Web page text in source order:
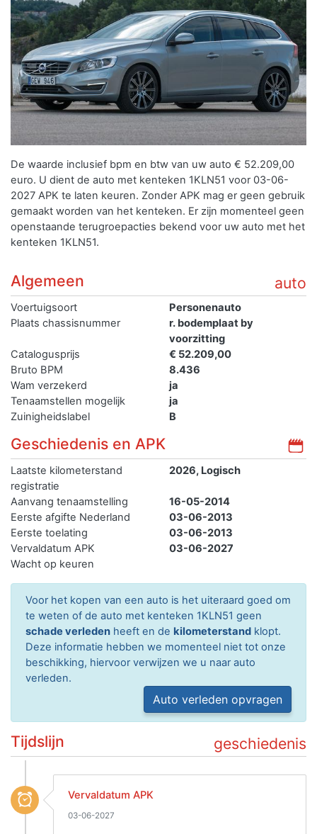
De waarde inclusief bpm en btw van uw auto € 52.209,00
euro. U dient de auto met kenteken 1KLN51 voor 03-06-
2027 APK te laten keuren. Zonder APK mag er geen gebruik
gemaakt worden van het kenteken. Er zijn momenteel geen
openstaande terugroepacties bekend voor uw auto met het
kenteken 1KLN51.
auto
Algemeen
Voertuigsoort
Personenauto
Plaats chassisnummer
r. bodemplaat by
voorzitting
Catalogusprijs
€ 52.209,00
Bruto BPM
8.436
Wam verzekerd
ja
Tenaamstellen mogelijk
ja
Zuinigheidslabel
B
Geschiedenis en APK
Laatste kilometerstand
registratie
2026, Logisch
Aanvang tenaamstelling
16-05-2014
Eerste afgifte Nederland
03-06-2013
Eerste toelating
03-06-2013
Vervaldatum APK
03-06-2027
Wacht op keuren
Voor het kopen van een auto is het uiteraard goed om
te weten of de auto met kenteken 1KLN51 geen
schade verleden heeft en de kilometerstand klopt.
Deze informatie hebben we momenteel niet tot onze
beschikking, hiervoor verwijzen we u naar auto
verleden.
Auto verleden opvragen
geschiedenis
Tijdslijn
Vervaldatum APK
03-06-2027